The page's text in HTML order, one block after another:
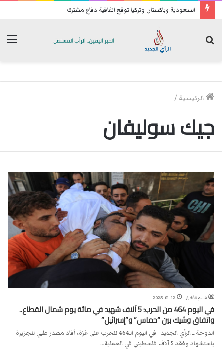
السعودية وباكستان وتركيا توقع اتفاقية دفاع مشترك
الرئيسية /
جيك سوليفان
قسم الأخبار 2025-01-12
في اليوم 464 من الحرب: 5 آلاف شهيد في مائة يوم شمال القطاع..
واتفاق وشيك بين “حماس” و”إسرائيل”
الدوحة ــ الرأي الجديد في اليوم الـ464 للحرب على غزة، أفاد مصدر طبي للجزيرة
باستشهاد وفقد 5 آلاف فلسطيني في العملية…